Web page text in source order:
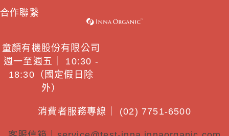
合作聯繫
童顏有機股份有限公司
週一至週五｜ 10:30 -
18:30（國定假日除
外）
消費者服務專線｜ (02) 7751-6500